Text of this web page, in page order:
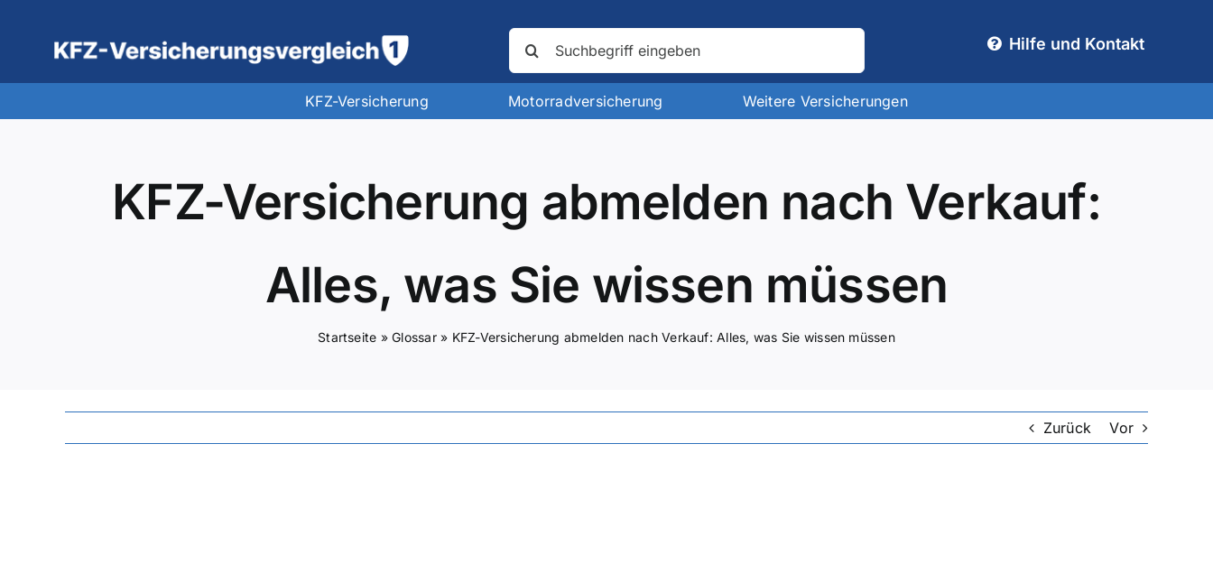
springen
nach:
Hilfe und Kontakt
KFZ-Versicherung Motorradversicherung Weitere Versicherungen
KFZ-Versicherung abmelden nach Verkauf:
Alles, was Sie wissen müssen
Startseite »Glossar» KFZ-Versicherung abmelden nach Verkauf: Alles, was Sie wissen müssen
Zurück Vor